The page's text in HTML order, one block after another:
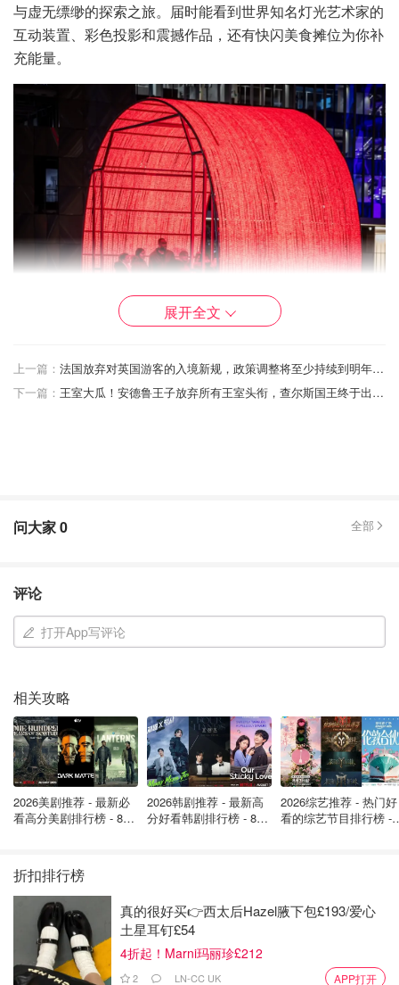
与虚无缥缈的探索之旅。届时能看到世界知名灯光艺术家的
互动装置、彩色投影和震撼作品，还有快闪美食摊位为你补
充能量。
金丝雀码头集团副总监皮帕·戴尔表示：“冬季灯光节最初只
今年‘梦境’主题是我们最大胆的愿景。”
去年展品令人惊叹：有白天反射阳光、夜晚变成炫目灯光秀
期待！
英国生活 英国新闻
展开全文
上一篇：
法国放弃对英国游客的入境新规，政策调整将至少持续到明年四月！
下一篇：
王室大瓜！安德鲁王子放弃所有王室头衔，查尔斯国王终于出手了！
问大家0 全部
评论
打开App写评论
相关攻略
2026美剧推荐 - 最新必
看高分美剧排行榜 - 8月
2026韩剧推荐 - 最新高
分好看韩剧排行榜 - 8月
2026综艺推荐 - 热门好
看的综艺节目排行榜 -
折扣排行榜
真的很好买👉西太后Hazel腋下包£193/爱心
土星耳钉£54
4折起！Marni玛丽珍£212
2 LN-CC UK APP打开